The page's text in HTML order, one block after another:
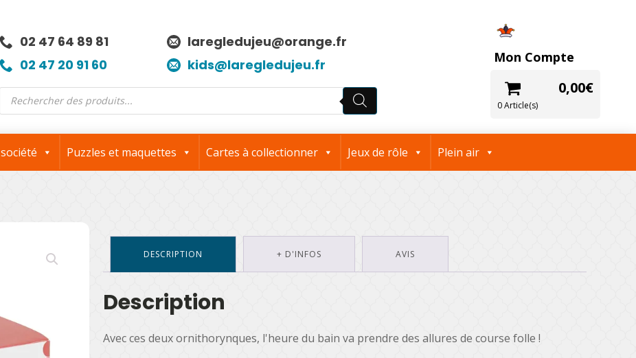
02 47 64 89 81
laregledujeu@orange.fr
02 47 20 91 60
kids@laregledujeu.fr
Recherche
Mon Compte
0,00€
0 Article(s)
Puzzles et maquettes Cartes à collectionner Jeux de rôle Plein air
DESCRIPTION + D'INFOS AVIS
Description
Avec ces deux ornithorynques, l'heure du bain va prendre des allures de course folle !